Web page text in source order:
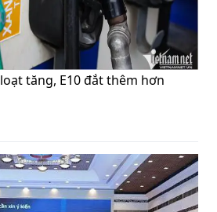
tăng, E10 đắt thêm hơn